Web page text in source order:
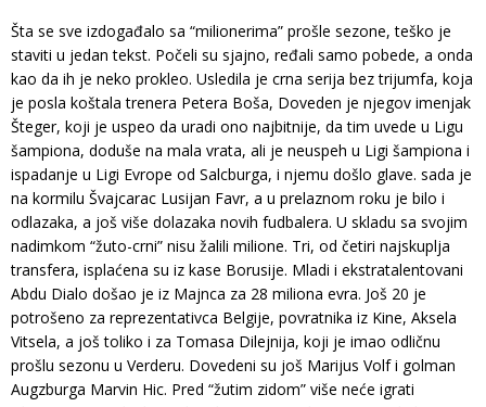
Šta se sve izdogađalo sa “milionerima” prošle sezone, teško je
staviti u jedan tekst. Počeli su sjajno, ređali samo pobede, a onda
kao da ih je neko prokleo. Usledila je crna serija bez trijumfa, koja
je posla koštala trenera Petera Boša, Doveden je njegov imenjak
Šteger, koji je uspeo da uradi ono najbitnije, da tim uvede u Ligu
šampiona, doduše na mala vrata, ali je neuspeh u Ligi šampiona i
ispadanje u Ligi Evrope od Salcburga, i njemu došlo glave. sada je
na kormilu Švajcarac Lusijan Favr, a u prelaznom roku je bilo i
odlazaka, a još više dolazaka novih fudbalera. U skladu sa svojim
nadimkom “žuto-crni” nisu žalili milione. Tri, od četiri najskuplja
transfera, isplaćena su iz kase Borusije. Mladi i ekstratalentovani
Abdu Dialo došao je iz Majnca za 28 miliona evra. Još 20 je
potrošeno za reprezentativca Belgije, povratnika iz Kine, Aksela
Vitsela, a još toliko i za Tomasa Dilejnija, koji je imao odličnu
prošlu sezonu u Verderu. Dovedeni su još Marijus Volf i golman
Augzburga Marvin Hic. Pred “žutim zidom” više neće igrati